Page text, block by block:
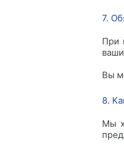
7.
При
Вы
8.
Мы